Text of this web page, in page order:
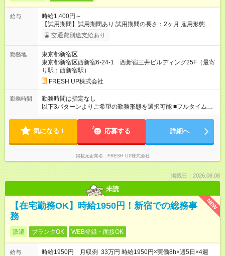
給与
時給1,400円～
【試用期間】試用期間あり 試用期間の長さ：2ヶ月 雇用形態、
給与は本採用時と同じです。
交通費別途支給あり
勤務地
東京都新宿区
東京都新宿区西新宿6-24-1 西新宿三井ビルディング25F（最寄
り駅：西新宿駅）
FRESH UP株式会社
勤務時間
勤務時間は指定なし
以下3パターンよりご希望の勤務形態を選択可能 ■フルタイム勤
務 9:00～18:00／実働8時間 ■時短勤務 9:30～16:30／実働6時間
フルタイム等変則的に働くことが可能 ※週5日出社をお願いして
気になる！ 応募する 詳細へ
掲載元企業名 FRESH UP株式会社
掲載日：2026.08.08
未読
NEW
【在宅勤務OK】時給1950円！新宿での総務事
務
派遣 ブランクOK WEB登録・面接OK
給与
時給1950円 月収例 33万円 時給1950円×実働8h×週5日×4週